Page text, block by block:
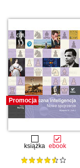
Promocja
książka ebook